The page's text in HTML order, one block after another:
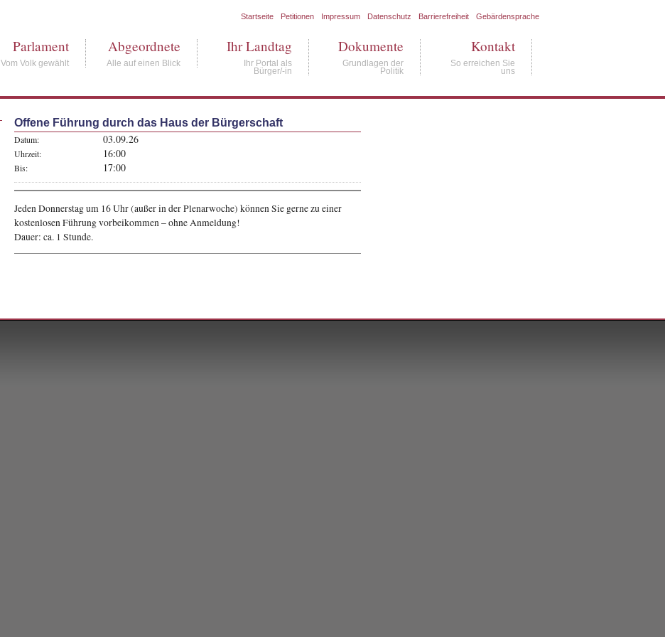
Startseite Petitionen Impressum Datenschutz Barrierefreiheit Gebärdensprache
Parlament
Vom Volk gewählt
Abgeordnete
Alle auf einen Blick
Ihr Landtag
Ihr Portal als
Bürger/-in
Dokumente
Grundlagen der
Politik
Kontakt
So erreichen Sie
uns
Offene Führung durch das Haus der Bürgerschaft
Datum: 03.09.26
Uhrzeit: 16:00
Bis: 17:00
Jeden Donnerstag um 16 Uhr (außer in der Plenarwoche) können Sie gerne zu einer
kostenlosen Führung vorbeikommen – ohne Anmeldung!
Dauer: ca. 1 Stunde.